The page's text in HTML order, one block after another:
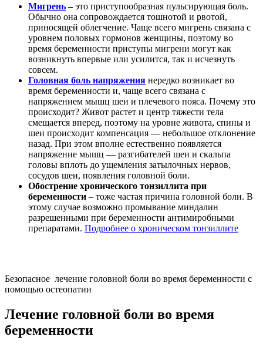
Мигрень–это приступообразная пульсирующая боль.
Обычно она сопровождается тошнотой и рвотой,
приносящей облегчение. Чаще всего мигрень связана с
уровнем половых гормонов женщины, поэтому во
время беременности приступы мигрени могут как
возникнуть впервые или усилится, так и исчезнуть
совсем.
Головная боль напряжения нередко возникает во
время беременности и, чаще всего связана с
напряжением мышц шеи и плечевого пояса. Почему это
происходит? Живот растет и центр тяжести тела
смещается вперед, поэтому на уровне живота, спины и
шеи происходит компенсация — небольшое отклонение
назад. При этом вполне естественно появляется
напряжение мышц — разгибателей шеи и скальпа
головы вплоть до ущемления затылочных нервов,
сосудов шеи, появления головной боли.
Обострение хронического тонзиллита при
беременности – тоже частая причина головной боли. В
этому случае возможно промывание миндалин
разрешенными при беременности антимиробными
препаратами. Подробнее о хроническом тонзиллите
Безопасное лечение головной боли во время беременности с
помощью остеопатии
Лечение головной боли во время
беременности